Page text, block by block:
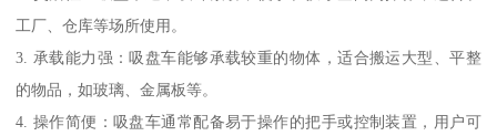
工厂、仓库等场所使用。
3. 承载能力强：吸盘车能够承载较重的物体，适合搬运大型、平整
的物品，如玻璃、金属板等。
4. 操作简便：吸盘车通常配备易于操作的把手或控制装置，用户可